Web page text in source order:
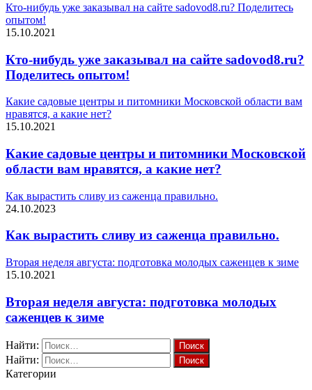
Кто-нибудь уже заказывал на сайте sadovod8.ru? Поделитесь
опытом!
15.10.2021
Кто-нибудь уже заказывал на сайте sadovod8.ru?
Поделитесь опытом!
Какие садовые центры и питомники Московской области вам
нравятся, а какие нет?
15.10.2021
Какие садовые центры и питомники Московской
области вам нравятся, а какие нет?
Как вырастить сливу из саженца правильно.
24.10.2023
Как вырастить сливу из саженца правильно.
Вторая неделя августа: подготовка молодых саженцев к зиме
15.10.2021
Вторая неделя августа: подготовка молодых
саженцев к зиме
Найти:
Найти:
Категории